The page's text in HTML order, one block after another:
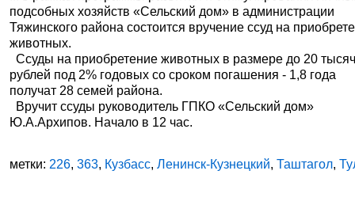
подсобных хозяйств «Сельский дом» в администрации
Тяжинского района состоится вручение ссуд на
животных.
Ссуды на приобретение животных в размере до 20
рублей под 2% годовых со сроком погашения - 1,8 года
получат 28 семей района.
Вручит ссуды руководитель ГПКО «Сельский дом»
Ю.А.Архипов. Начало в 12 час.
метки: 226,363, Кузбасс,Ленинск-Кузнецкий,Таштагол,